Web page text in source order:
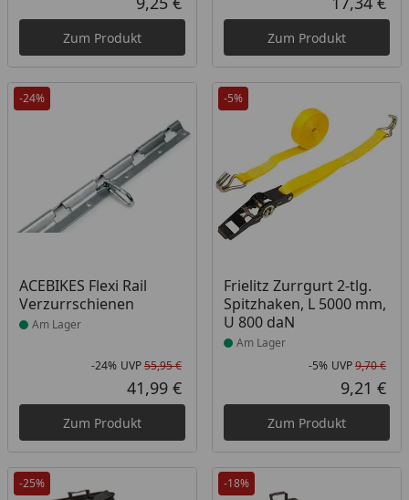
Aktueller Preis
Zum Produkt Zum Produkt
-24%
ACEBIKES Flexi Rail
Verzurrschienen
Produkt am Lager
Am Lager
Rabatt in Prozent
-24%
Ursprünglicher Preis
UVP55,95 €
Aktueller Preis
41,99 €
Zum Produkt
-5%
Frielitz Zurrgurt 2-tlg.
Spitzhaken, L 5000 mm,
U 800 daN
Produkt am Lager
Am Lager
-5% UVP9,70 €
9,21 €
Zum Produkt
-25% -18%